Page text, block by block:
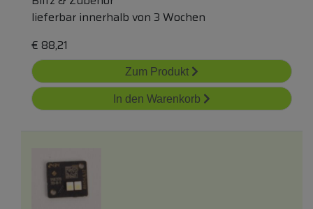
lieferbar innerhalb von 3 Wochen
€ 88,21
Zum Produkt
In den Warenkorb